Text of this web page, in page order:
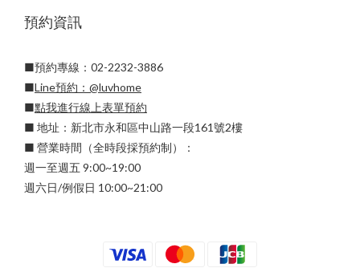
預約資訊
■預約專線：02-2232-3886
■Line預約： @luvhome
■點我進行線上表單預約
■ 地址：新北市永和區中山路一段161號2樓
■ 營業時間（全時段採預約制）：
週一至週五 9:00~19:00
週六日/例假日 10:00~21:00